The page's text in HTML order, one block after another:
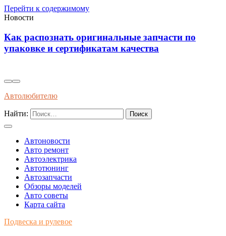
Перейти к содержимому
Новости
запчасти по
качества
Инновационные
Автолюбителю
Найти:
Автоновости
Авто ремонт
Автоэлектрика
Автотюнинг
Автозапчасти
Обзоры моделей
Авто советы
Карта сайта
Подвеска и рулевое